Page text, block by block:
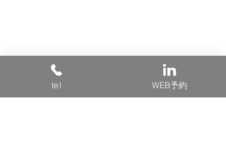
tel WEB予約